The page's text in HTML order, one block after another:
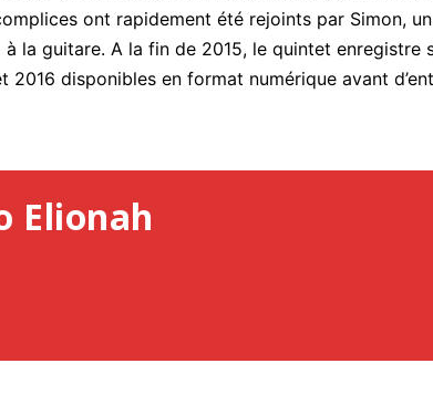
ont rapidement été rejoints par Simon,
la guitare. A la fin de 2015, le quintet enregistre
disponibles en format numérique avant
Elionah